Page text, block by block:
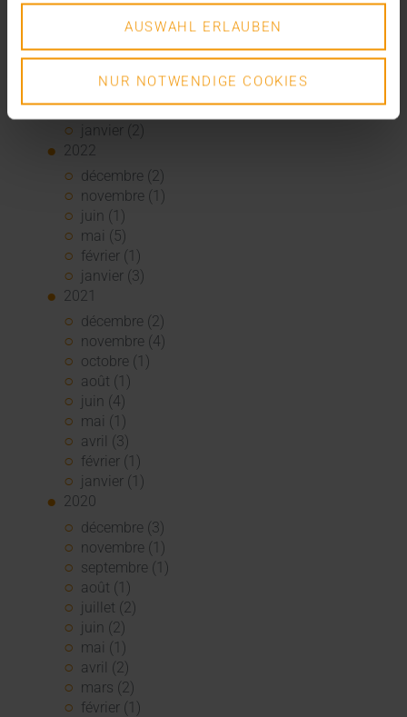
AUSWAHL ERLAUBEN
NUR NOTWENDIGE COOKIES
août (1)
juin (4)
mai (5)
mars (1)
février (1)
janvier (2)
2022
décembre (2)
novembre (1)
juin (1)
mai (5)
février (1)
janvier (3)
2021
décembre (2)
novembre (4)
octobre (1)
août (1)
juin (4)
mai (1)
avril (3)
février (1)
janvier (1)
2020
décembre (3)
novembre (1)
septembre (1)
août (1)
juillet (2)
juin (2)
mai (1)
avril (2)
mars (2)
février (1)